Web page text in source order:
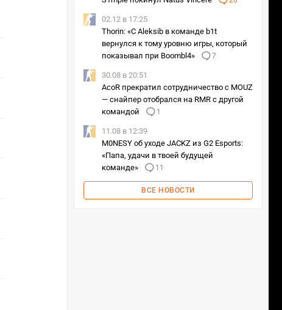
02.12 в 17:25
Thorin: «С Aleksib в команде b1t
вернулся к тому уровню игры, который
показывал при Boombl4»
7
30.08 в 20:51
AcoR прекратил сотрудничество с MOUZ
— снайпер отобрался на RMR с другой
командой
1
11.08 в 12:39
M0NESY об уходе JACKZ из G2 Esports:
«Папа, удачи в твоей будущей
команде»
11
ВСЕ НОВОСТИ